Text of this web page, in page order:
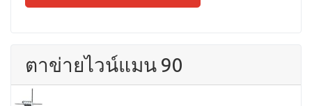
ตาข่ายไวน์แมน 90